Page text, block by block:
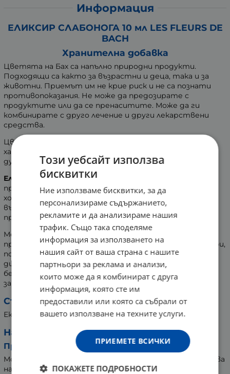
Информация
ЕЛИКСИР СЛАБОНОГА 10 мл LES FLEURS DE
BACH
Хранителна добавка
Цветята на Бах са напълно природни продукти.
Подходящи са както за възрастни и деца, така и за
животни. Приемът им не крие риск и не са познати
противопоказания. Не може да предозирате с
продуктите или да се пренаситите. Може да ги
комбинирате с друго лечение и други лекарствени
средства.
Цветните еликсири на Бах представляват
хармонизатори, които съдействат за достигане на
душевна хармония.
Еликсирът Слабоногана
предназначен за нетърпеливите и раздразнителни
хора, които мислят и действат бързо. Помага за
възвръщане на толерантността, учтивостта и
прошката.
Моно екстрактите на Les Fleurs De Bach
представляват комбинация от единични био еликсири,
получени като воден екстракт от цветовете на
диворастящи растения от екологично чисти райони
без животинско, битово или индустриално
замърсяване.
Състав:
Екстракти от диворастящи цветя 0,4% <
Начин на употреба:
При точно определени симптоми:
Може да използвате всеки път, когато усетите поява
на симптомите на проблема.
Този уебсайт използва
бисквитки
Ние използваме бисквитки, за да
персонализираме съдържанието,
рекламите и да анализираме нашия
трафик. Също така споделяме
информация за използването на
нашия сайт от ваша страна с нашите
партньори за реклама и анализи,
които може да я комбинират с друга
информация, която сте им
предоставили или която са събрали от
вашето използване на техните услуги.
ПРИЕМЕТЕ ВСИЧКИ
ПОКАЖЕТЕ ПОДРОБНОСТИ